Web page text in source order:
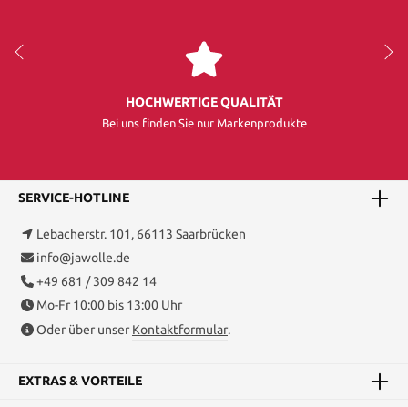
HOCHWERTIGE QUALITÄT
Bei uns finden Sie nur Markenprodukte
SERVICE-HOTLINE
Lebacherstr. 101, 66113 Saarbrücken
info@jawolle.de
+49 681 / 309 842 14
Mo-Fr 10:00 bis 13:00 Uhr
Oder über unser Kontaktformular.
EXTRAS & VORTEILE